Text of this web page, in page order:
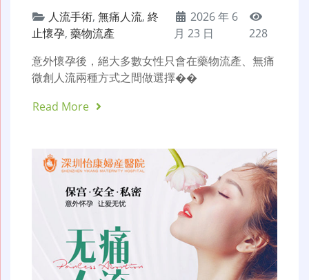
人流手術, 無痛人流, 終
止懷孕, 藥物流產
2026 年 6
月 23 日
228
意外懷孕後，絕大多數女性只會在藥物流產、無痛
微創人流兩種方式之間做選擇��
Read More